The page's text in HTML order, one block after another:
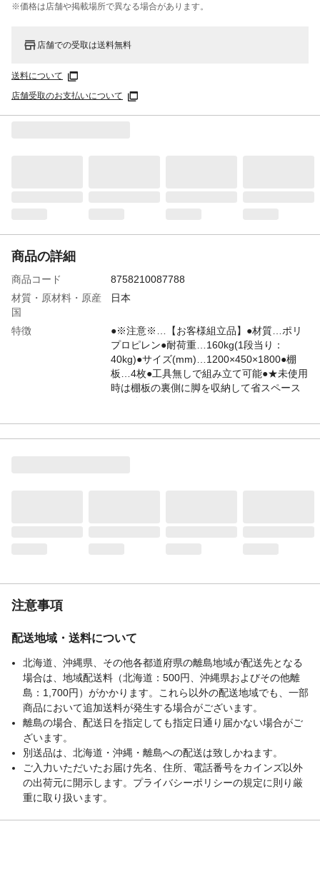
※価格は​店舗や​掲載場所で​異なる​場合が​あります。
店舗での受取は送料無料
送料について
店舗受取のお支払いについて
商品の詳細
商品コード
8758210087788
材質・原材料・原産
国
日本
特徴
●※注意※…【お客様組立品】●材質…ポリ
プロピレン●耐荷重…160kg(1段当り：
40kg)●サイズ(mm)…1200×450×1800●棚
板…4枚●工具無しで組み立て可能●★未使用
時は棚板の裏側に脚を収納して省スペース
注意事項
配送地域・送料について
北海道、沖縄県、その他各都道府県の離島地域が配送先となる
場合は、地域配送料（北海道：500円、沖縄県およびその他離
島：1,700円）がかかります。これら以外の配送地域でも、一部
商品において追加送料が発生する場合がございます。
離島の場合、配送日を指定しても指定日通り届かない場合がご
ざいます。
別送品は、北海道・沖縄・離島への配送は致しかねます。
ご入力いただいたお届け先名、住所、電話番号をカインズ以外
の出荷元に開示します。プライバシーポリシーの規定に則り厳
重に取り扱います。